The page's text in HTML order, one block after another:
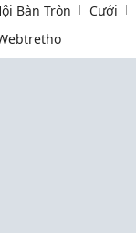
Bàn Tròn Cưới